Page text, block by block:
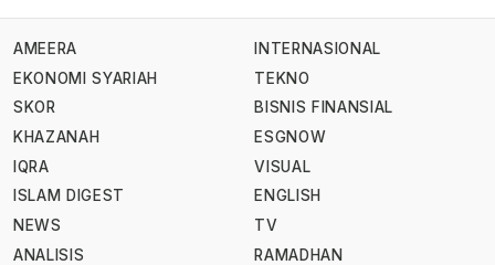
AMEERA
EKONOMI SYARIAH
SKOR
KHAZANAH
IQRA
ISLAM DIGEST
NEWS
ANALISIS
INTERNASIONAL
TEKNO
BISNIS FINANSIAL
ESGNOW
VISUAL
ENGLISH
TV
RAMADHAN